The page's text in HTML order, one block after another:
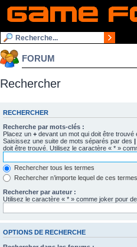
FORUM
Rechercher
RECHERCHER
Recherche par mots-clés :
Placez un + devant un mot qui doit être trouvé
Saisissez une suite de mots séparés par des |
doit être trouvé. Utilisez le caractère « * »
Rechercher tous les termes
Rechercher n’importe lequel de ces termes
Rechercher par auteur :
Utilisez le caractère « * » comme joker pour
OPTIONS DE RECHERCHE